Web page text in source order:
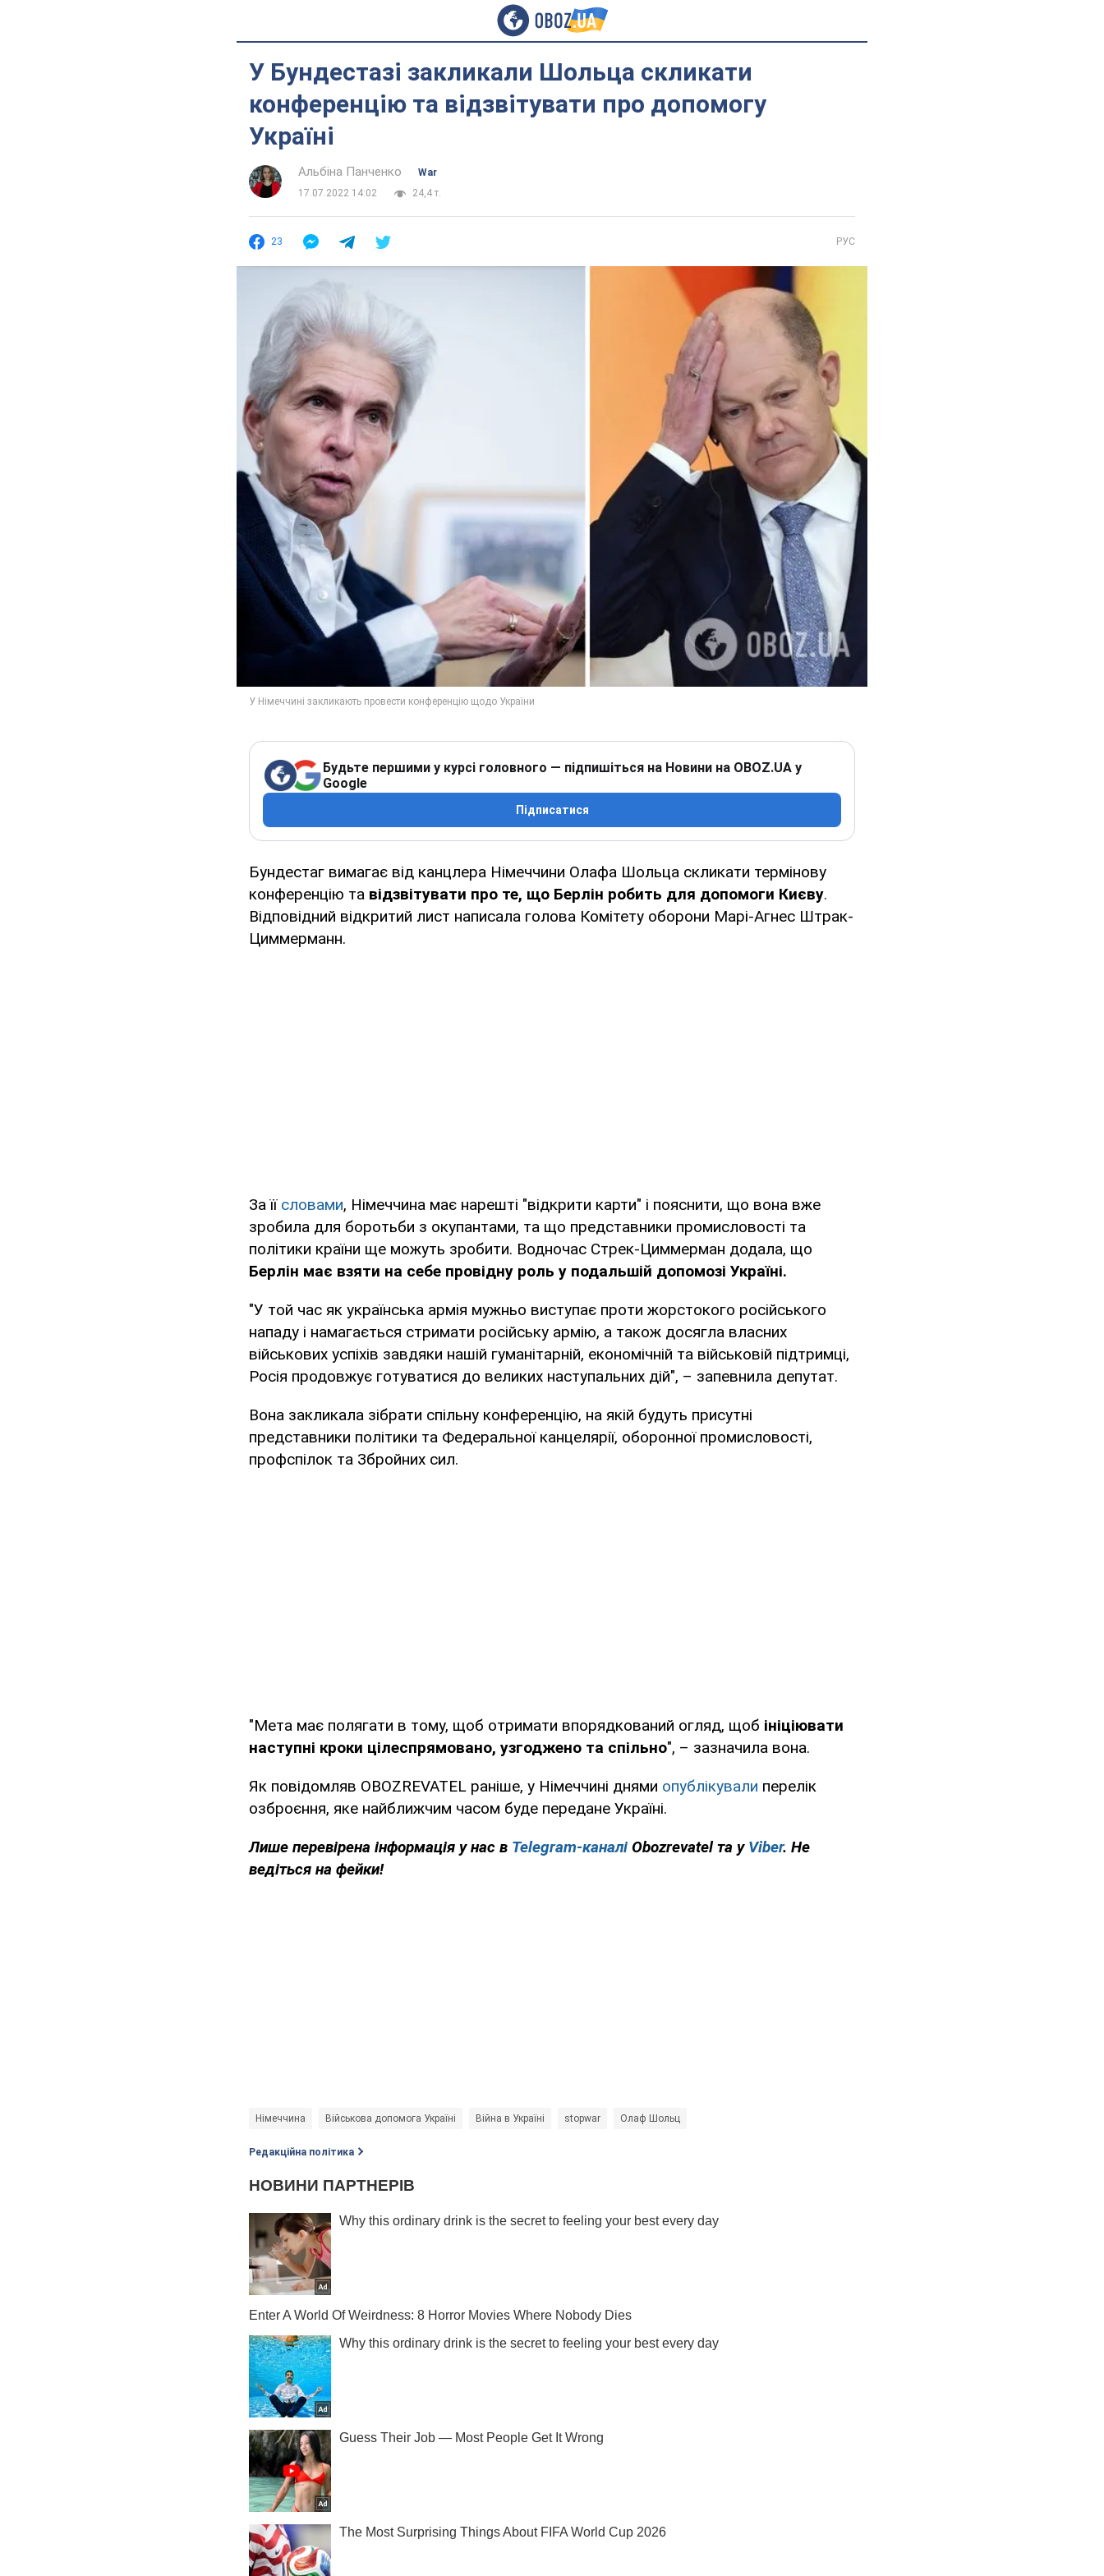
У Бундестазі закликали Шольца скликати
конференцію та відзвітувати про допомогу
Україні
Альбіна Панченко
War
17.07.2022 14:02
24,4 т.
23 РУС
Будьте першими у курсі головного — підпишіться на Новини на OBOZ.UA у
Google
Підписатися
Бундестаг вимагає від канцлера Німеччини Олафа Шольца скликати термінову
конференцію та відзвітувати про те, що Берлін робить для допомоги Києву.
Відповідний відкритий лист написала голова Комітету оборони Марі-Агнес Штрак-
Циммерманн.
За її словами, Німеччина має нарешті "відкрити карти" і пояснити, що вона вже
зробила для боротьби з окупантами, та що представники промисловості та
політики країни ще можуть зробити. Водночас Стрек-Циммерман додала, що
Берлін має взяти на себе провідну роль у подальшій допомозі Україні.
"У той час як українська армія мужньо виступає проти жорстокого російського
нападу і намагається стримати російську армію, а також досягла власних
військових успіхів завдяки нашій гуманітарній, економічній та військовій підтримці,
Росія продовжує готуватися до великих наступальних дій", – запевнила депутат.
Вона закликала зібрати спільну конференцію, на якій будуть присутні
представники політики та Федеральної канцелярії, оборонної промисловості,
профспілок та Збройних сил.
"Мета має полягати в тому, щоб отримати впорядкований огляд, щоб ініціювати
наступні кроки цілеспрямовано, узгоджено та спільно", – зазначила вона.
Як повідомляв OBOZREVATEL раніше, у Німеччині днями опублікували перелік
озброєння, яке найближчим часом буде передане Україні.
Лише перевірена інформація у нас в Telegram-каналі Obozrevatel та у Viber. Не
ведіться на фейки!
Німеччина Військова допомога Україні Війна в Україні stopwar Олаф Шольц
Редакційна політика